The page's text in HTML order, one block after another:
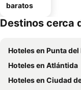
baratos
Destinos cerca
Hoteles en Punta del
Hoteles en Atlántida
Hoteles en Ciudad